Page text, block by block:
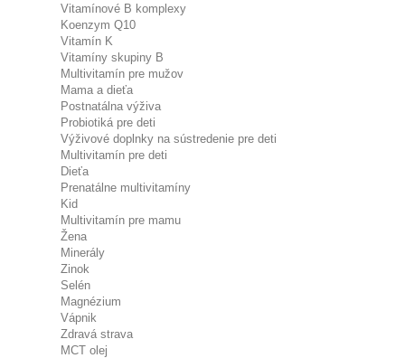
Vitamínové B komplexy
Koenzym Q10
Vitamín K
Vitamíny skupiny B
Multivitamín pre mužov
Mama a dieťa
Postnatálna výživa
Probiotiká pre deti
Výživové doplnky na sústredenie pre deti
Multivitamín pre deti
Dieťa
Prenatálne multivitamíny
Kid
Multivitamín pre mamu
Žena
Minerály
Zinok
Selén
Magnézium
Vápnik
Zdravá strava
MCT olej